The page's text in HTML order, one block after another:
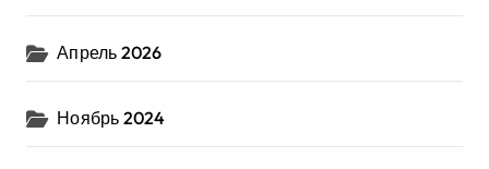
Апрель 2026
Ноябрь 2024